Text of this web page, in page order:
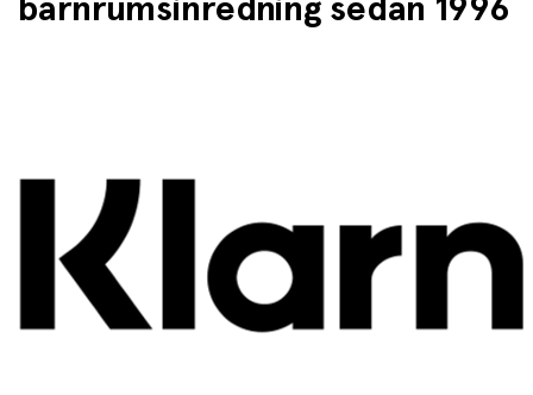
barnrumsinredning sedan 1996